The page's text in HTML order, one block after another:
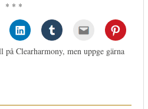
* * *
Clearharmony, men uppge gärna